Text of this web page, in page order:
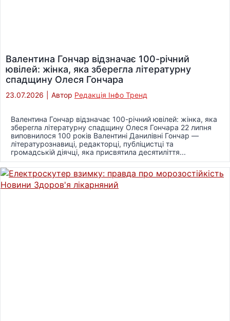
Валентина Гончар відзначає 100-річний
ювілей: жінка, яка зберегла літературну
спадщину Олеся Гончара
23.07.2026 Автор Редакція Інфо Тренд
Валентина Гончар відзначає 100-річний ювілей: жінка, яка
зберегла літературну спадщину Олеся Гончара 22 липня
виповнилося 100 років Валентині Данилівні Гончар —
літературознавиці, редакторці, публіцистці та
громадській діячці, яка присвятила десятиліття...